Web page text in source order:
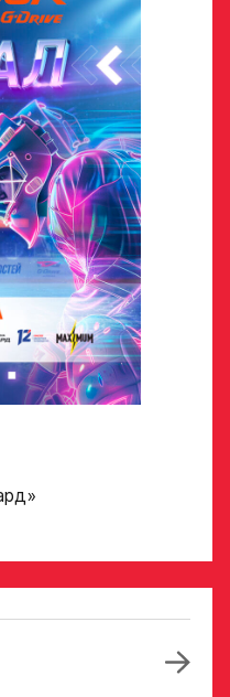
ответа с законным
представителем игрока
свяжутся по указанному
в заявке номеру!
Отправить